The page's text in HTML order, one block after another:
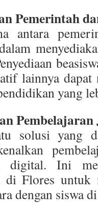
Pemerintah
antara
lainnya dapat
yang
solusi yang
digital. Ini
di Flores untuk
dengan siswa